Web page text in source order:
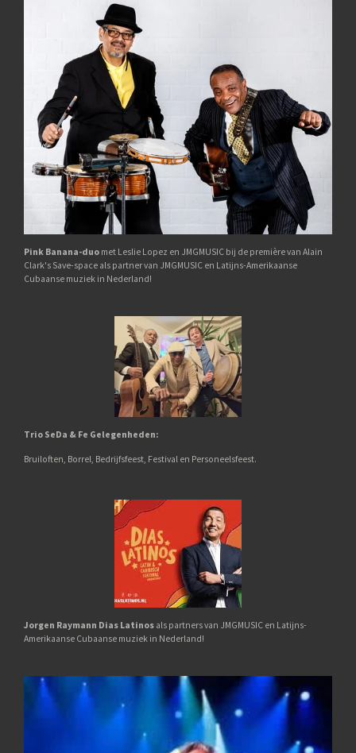
Pink Banana-duo met Leslie Lopez en JMGMUSIC bij de première van Alain
Clark's Save-space als partner van JMGMUSIC en Latijns-Amerikaanse
Cubaanse muziek in Nederland!
Trio SeDa & Fe Gelegenheden:
Bruiloften, Borrel, Bedrijfsfeest, Festival en Personeelsfeest.
Jorgen Raymann Dias Latinos als partners van JMGMUSIC en Latijns-
Amerikaanse Cubaanse muziek in Nederland!